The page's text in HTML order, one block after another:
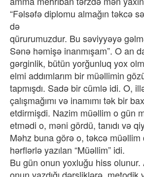
“Fəlsəfə diplomu almağın təkcə
də
qürurumuzdur. Bu səviyyəyə
Sənə həmişə inanmışam”. O an
gərginlik, bütün yorğunluq yox
elmi addımlarım bir müəllimin
tapmışdı. Sadə bir cümlə idi. O,
çalışmağımı və inamımı tək bir
etdirmişdi. Nazim müəllim o gün
etmədi o, məni gördü, tanıdı və
Məhz buna görə o, təkcə müəllim
hərflərlə yazılan “Müəllim” idi.
Bu gün onun yoxluğu hiss
onun yazdığı dərsliklərə, metodik